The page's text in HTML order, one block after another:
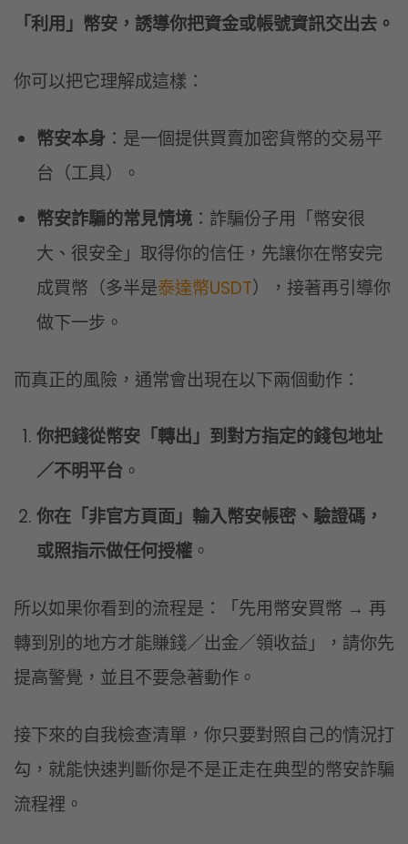
「利用」幣安，誘導你把資金或帳號資訊交出去。
你可以把它理解成這樣：
幣安本身：是一個提供買賣加密貨幣的交易平
台（工具）。
幣安詐騙的常見情境：詐騙份子用「幣安很
大、很安全」取得你的信任，先讓你在幣安完
成買幣（多半是泰達幣USDT），接著再引導你
做下一步。
而真正的風險，通常會出現在以下兩個動作：
你把錢從幣安「轉出」到對方指定的錢包地址
／不明平台。
你在「非官方頁面」輸入幣安帳密、驗證碼，
或照指示做任何授權。
所以如果你看到的流程是：「先用幣安買幣 → 再
轉到別的地方才能賺錢／出金／領收益」，請你先
提高警覺，並且不要急著動作。
接下來的自我檢查清單，你只要對照自己的情況打
勾，就能快速判斷你是不是正走在典型的幣安詐騙
流程裡。